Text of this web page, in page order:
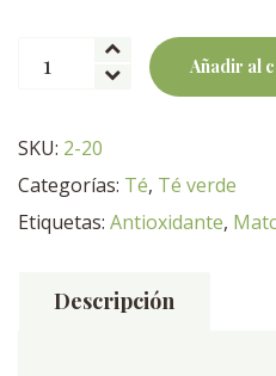
green
Añadir al
SKU: 2-20
Categorías: Té, Té verde
Etiquetas: Antioxidante,
Descripción